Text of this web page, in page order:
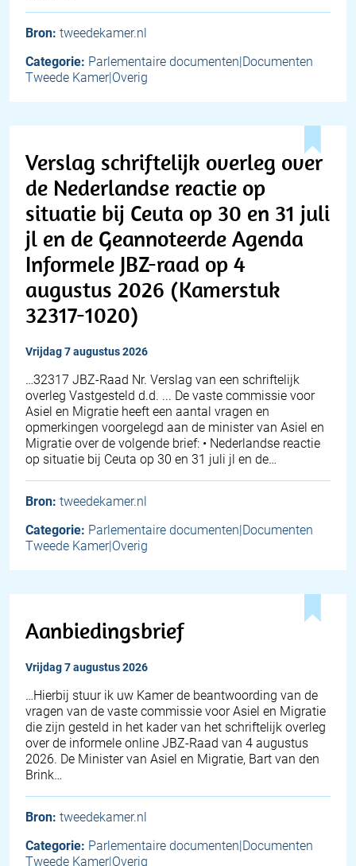
Bron: tweedekamer.nl
Categorie: Parlementaire documenten|Documenten
Tweede Kamer|Overig
Verslag schriftelijk overleg over
de Nederlandse reactie op
situatie bij Ceuta op 30 en 31 juli
jl en de Geannoteerde Agenda
Informele JBZ-raad op 4
augustus 2026 (Kamerstuk
32317-1020)
vrijdag 7 augustus 2026
… 32317 JBZ-Raad Nr. Verslag van een schriftelijk
overleg Vastgesteld d.d. ... De vaste commissie voor
Asiel en Migratie heeft een aantal vragen en
opmerkingen voorgelegd aan de minister van Asiel en
Migratie over de volgende brief: • Nederlandse reactie
op situatie bij Ceuta op 30 en 31 juli jl en de…
Bron: tweedekamer.nl
Categorie: Parlementaire documenten|Documenten
Tweede Kamer|Overig
Aanbiedingsbrief
vrijdag 7 augustus 2026
… Hierbij stuur ik uw Kamer de beantwoording van de
vragen van de vaste commissie voor Asiel en Migratie
die zijn gesteld in het kader van het schriftelijk overleg
over de informele online JBZ-Raad van 4 augustus
2026. De Minister van Asiel en Migratie, Bart van den
Brink…
Bron: tweedekamer.nl
Categorie: Parlementaire documenten|Documenten
Tweede Kamer|Overig